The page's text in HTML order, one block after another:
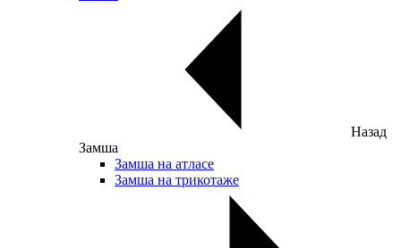
Назад
Замша
Замша на атласе
Замша на трикотаже